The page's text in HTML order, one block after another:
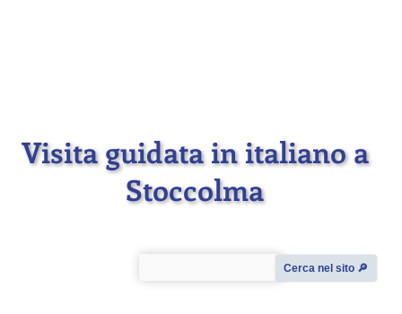
Visita guidata in italiano a
Stoccolma
Cerca nel sito 🔎︎